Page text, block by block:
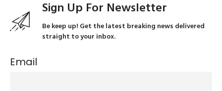
Sign Up For Newsletter
Be keep up! Get the latest breaking news delivered
straight to your inbox.
Email